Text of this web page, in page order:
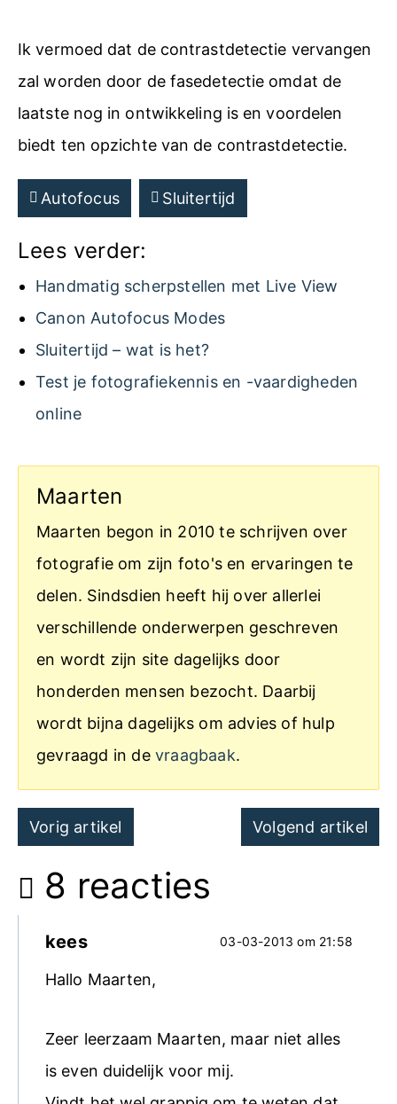
Ik vermoed dat de contrastdetectie vervangen
zal worden door de fasedetectie omdat de
laatste nog in ontwikkeling is en voordelen
biedt ten opzichte van de contrastdetectie.
Autofocus Sluitertijd
Lees verder:
Handmatig scherpstellen met Live View
Canon Autofocus Modes
Sluitertijd – wat is het?
Test je fotografiekennis en -vaardigheden
online
Maarten
Maarten begon in 2010 te schrijven over
fotografie om zijn foto's en ervaringen te
delen. Sindsdien heeft hij over allerlei
verschillende onderwerpen geschreven
en wordt zijn site dagelijks door
honderden mensen bezocht. Daarbij
wordt bijna dagelijks om advies of hulp
gevraagd in de vraagbaak.
Post
navigation
Vorig artikel Volgend artikel
8 reacties
kees 03-03-2013 om 21:58
Hallo Maarten,
Zeer leerzaam Maarten, maar niet alles
is even duidelijk voor mij.